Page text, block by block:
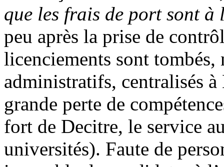
que les frais de port sont
peu après la prise de
licenciements sont tombés,
administratifs, centralisés
grande perte de
fort de Decitre, le service
universités). Faute de